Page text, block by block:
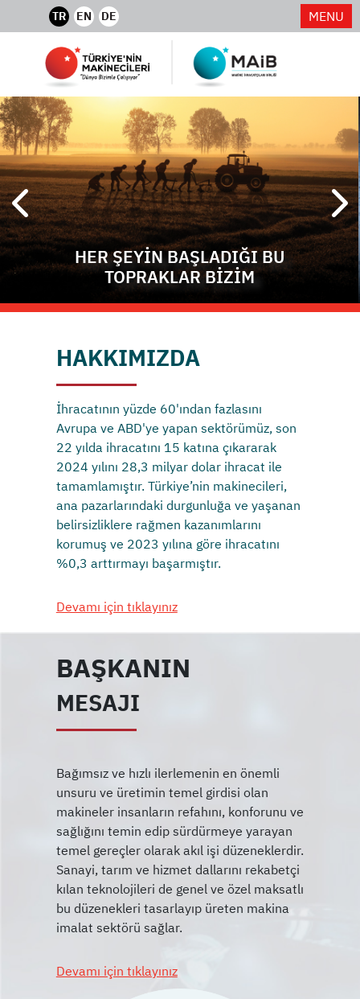
TR EN DE MENU
HER ŞEYİN BAŞLADIĞI BU
TOPRAKLAR BİZİM
HAKKIMIZDA
İhracatının yüzde 60'ından fazlasını
Avrupa ve ABD'ye yapan sektörümüz, son
22 yılda ihracatını 15 katına çıkararak
2024 yılını 28,3 milyar dolar ihracat ile
tamamlamıştır. Türkiye’nin makinecileri,
ana pazarlarındaki durgunluğa ve yaşanan
belirsizliklere rağmen kazanımlarını
korumuş ve 2023 yılına göre ihracatını
%0,3 arttırmayı başarmıştır.
Devamı için tıklayınız
BAŞKANIN
MESAJI
Bağımsız ve hızlı ilerlemenin en önemli
unsuru ve üretimin temel girdisi olan
makineler insanların refahını, konforunu ve
sağlığını temin edip sürdürmeye yarayan
temel gereçler olarak akıl işi düzeneklerdir.
Sanayi, tarım ve hizmet dallarını rekabetçi
kılan teknolojileri de genel ve özel maksatlı
bu düzenekleri tasarlayıp üreten makina
Devamı için tıklayınız